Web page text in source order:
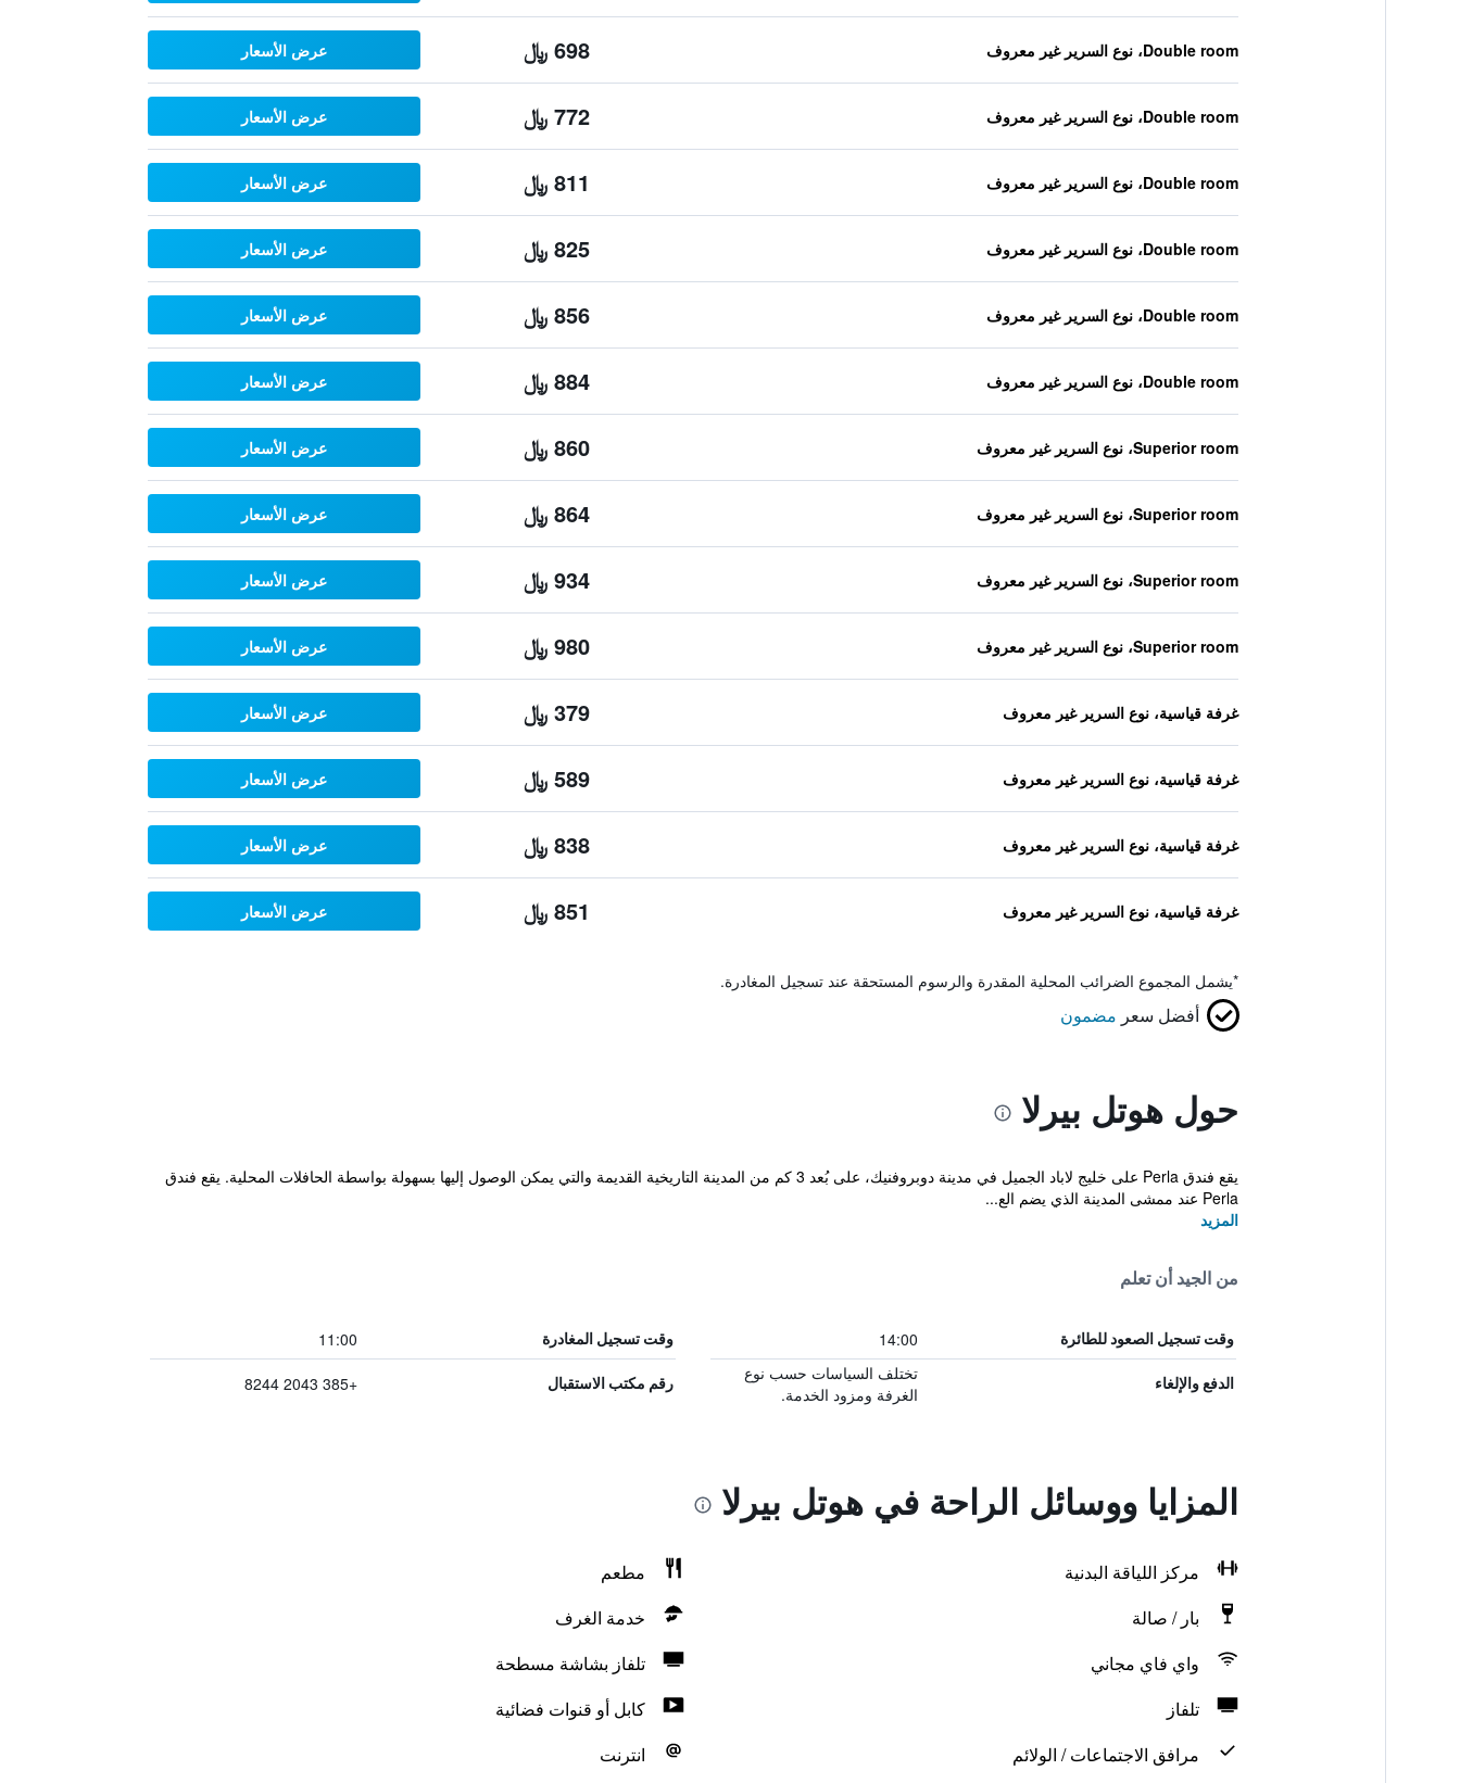
Double room، نوع السرير غير معروف 698 ﷼ عرض الأسعار
Double room، نوع السرير غير معروف 772 ﷼ عرض الأسعار
Double room، نوع السرير غير معروف 811 ﷼ عرض الأسعار
Double room، نوع السرير غير معروف 825 ﷼ عرض الأسعار
Double room، نوع السرير غير معروف 856 ﷼ عرض الأسعار
Double room، نوع السرير غير معروف 884 ﷼ عرض الأسعار
Superior room، نوع السرير غير معروف 860 ﷼ عرض الأسعار
Superior room، نوع السرير غير معروف 864 ﷼ عرض الأسعار
Superior room، نوع السرير غير معروف 934 ﷼ عرض الأسعار
Superior room، نوع السرير غير معروف 980 ﷼ عرض الأسعار
غرفة قياسية، نوع السرير غير معروف 379 ﷼ عرض الأسعار
غرفة قياسية، نوع السرير غير معروف 589 ﷼ عرض الأسعار
غرفة قياسية، نوع السرير غير معروف 838 ﷼ عرض الأسعار
غرفة قياسية، نوع السرير غير معروف 851 ﷼ عرض الأسعار
*يشمل المجموع الضرائب المحلية المقدرة والرسوم المستحقة عند تسجيل المغادرة.
أفضل سعر مضمون
حول هوتل بيرلا
يقع فندق Perla على خليج لاباد الجميل في مدينة دوبروفنيك، على بُعد 3 كم من المدينة التاريخية القديمة والتي يمكن الوصول إليها بسهولة بواسطة الحافلات المحلية. يقع فندق
Perla عند ممشى المدينة الذي يضم الع...
المزيد
من الجيد أن تعلم
وقت تسجيل الصعود للطائرة 14:00 وقت تسجيل المغادرة 11:00
الدفع والإلغاء
تختلف السياسات حسب نوع
الغرفة ومزود الخدمة.
رقم مكتب الاستقبال +385 2043 8244
المزايا ووسائل الراحة في هوتل بيرلا
مركز اللياقة البدنية
مطعم
بار / صالة
خدمة الغرف
واي فاي مجاني
تلفاز بشاشة مسطحة
تلفاز
كابل أو قنوات فضائية
مرافق الاجتماعات / الولائم
انترنت